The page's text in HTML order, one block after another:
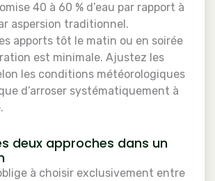
40 à 60 % d’eau par rapport à
aspersion traditionnel.
apports tôt le matin ou en soirée
est minimale. Ajustez les
les conditions météorologiques
d’arroser systématiquement à
deux approches dans un
à choisir exclusivement entre